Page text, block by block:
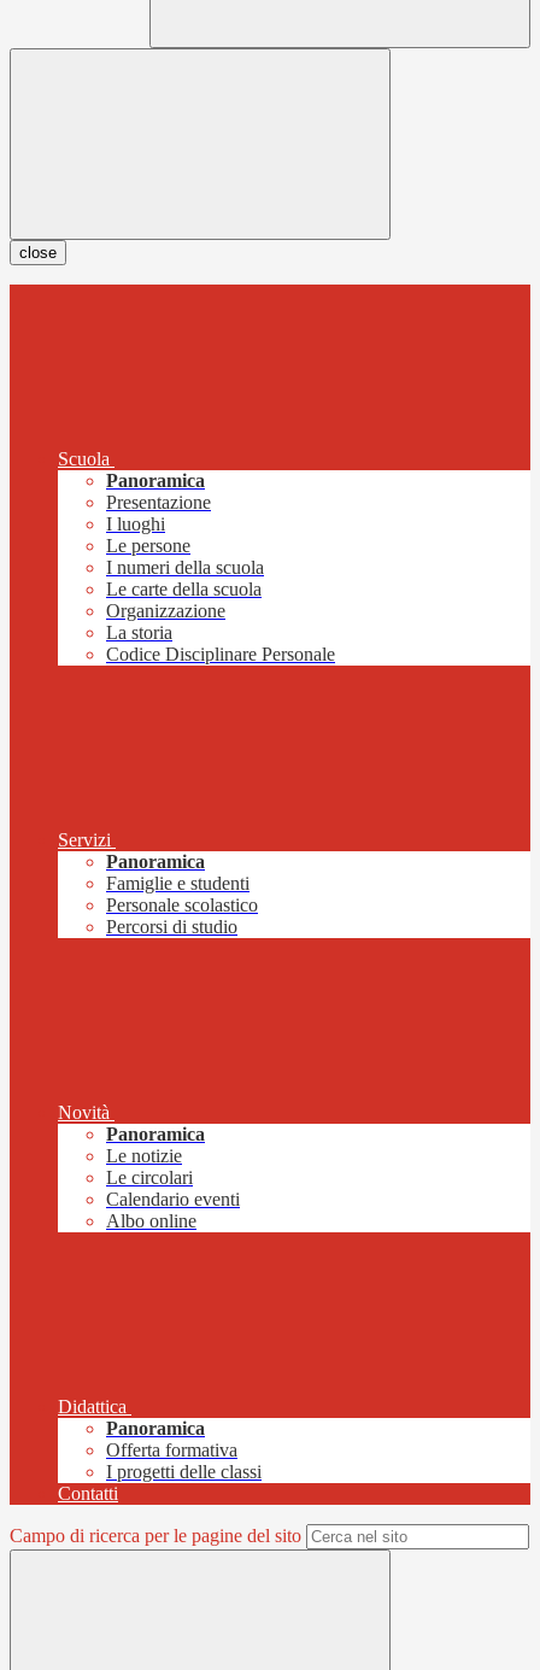
close
Scuola
Panoramica
Presentazione
I luoghi
Le persone
I numeri della scuola
Le carte della scuola
Organizzazione
La storia
Codice Disciplinare Personale
Servizi
Panoramica
Famiglie e studenti
Personale scolastico
Percorsi di studio
Novità
Panoramica
Le notizie
Le circolari
Calendario eventi
Albo online
Didattica
Panoramica
Offerta formativa
I progetti delle classi
Contatti
Campo di ricerca per le pagine del sito